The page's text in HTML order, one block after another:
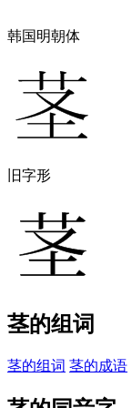
韩国明朝体
旧字形
茎的组词
茎的组词 茎的成语